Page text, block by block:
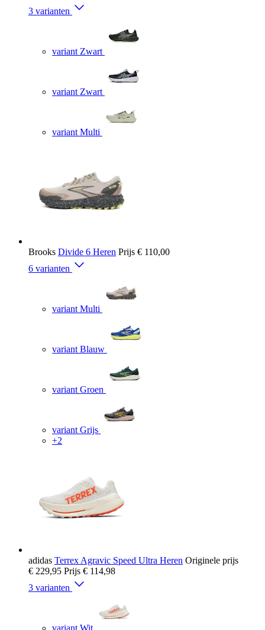
3 varianten
variant Zwart
variant Zwart
variant Multi
Brooks Divide 6 Heren Prijs € 110,00
6 varianten
variant Multi
variant Blauw
variant Groen
variant Grijs
+2
adidas Terrex Agravic Speed Ultra Heren Originele prijs
€ 229,95 Prijs € 114,98
3 varianten
variant Wit